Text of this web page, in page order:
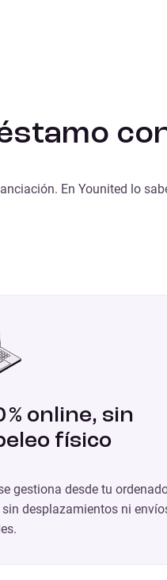
En Younited lo
% online, sin
físico
gestiona desde tu
sin desplazamientos ni